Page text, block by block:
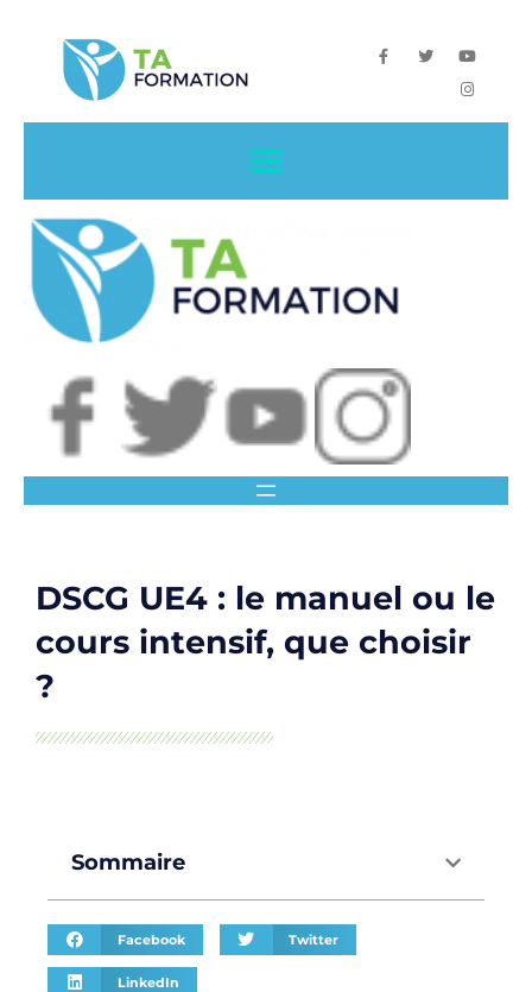
DSCG UE4 : le manuel ou le
cours intensif, que choisir
?
Sommaire
Facebook Twitter
LinkedIn